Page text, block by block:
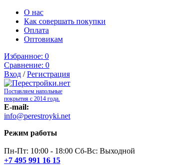
О нас
Как совершать покупки
Оплата
Оптовикам
Избранное: 0
Сравнение: 0
Вход /Регистрация
Поставляем напольные
покрытия с 2014 года.
E-mail:
info@perestroyki.net
Режим работы
Пн-Пт: 10:00 - 18:00 Сб-Вс: Выходной
+7 495 991 16 15